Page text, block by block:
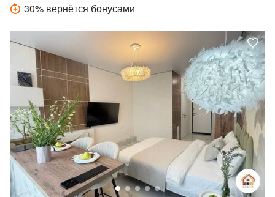
30% вернётся бонусами